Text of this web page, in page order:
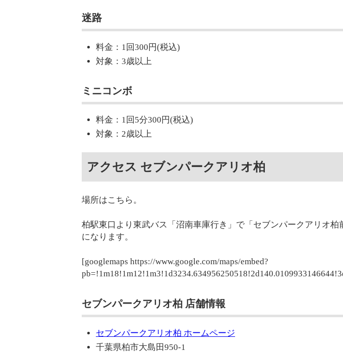
迷路
料金：1回300円(税込)
対象：3歳以上
ミニコンボ
料金：1回5分300円(税込)
対象：2歳以上
アクセス セブンパークアリオ柏
場所はこちら。
柏駅東口より東武バス「沼南車庫行き」で「セブンパークアリオ柏
になります。
[googlemaps https://www.google.com/maps/embed?
セブンパークアリオ柏 店舗情報
セブンパークアリオ柏 ホームページ
千葉県柏市大島田950-1